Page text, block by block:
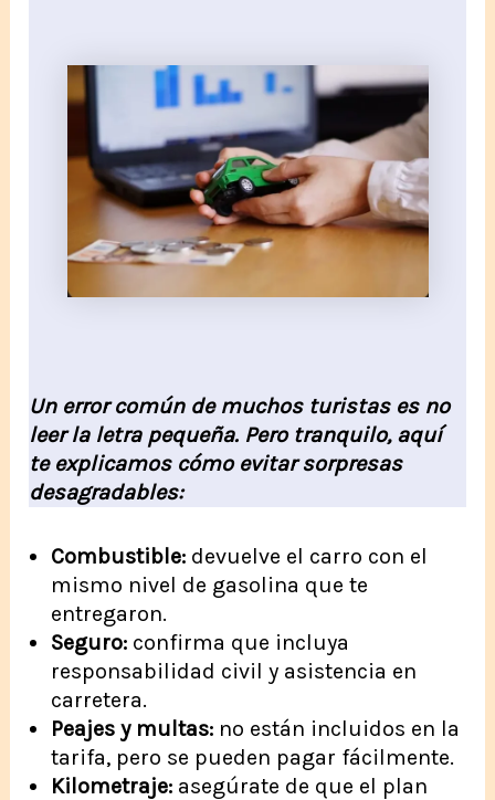
Un error común de muchos turistas es no
leer la letra pequeña. Pero tranquilo, aquí
te explicamos cómo evitar sorpresas
desagradables:
Combustible: devuelve el carro con el
mismo nivel de gasolina que te
entregaron.
Seguro: confirma que incluya
responsabilidad civil y asistencia en
carretera.
Peajes y multas: no están incluidos en la
tarifa, pero se pueden pagar fácilmente.
Kilometraje: asegúrate de que el plan